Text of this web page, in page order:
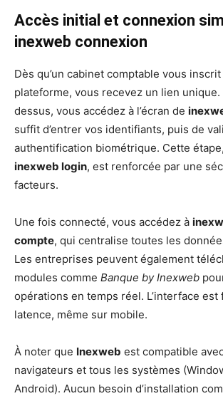
Accès initial et connexion
inexweb connexion
Dès qu’un cabinet comptable vous
plateforme, vous recevez un lien unique.
dessus, vous accédez à l’écran de
suffit d’entrer vos identifiants, puis de
authentification biométrique. Cette
inexweb login, est renforcée par une
facteurs.
Une fois connecté, vous accédez à
compte, qui centralise toutes les
Les entreprises peuvent également
modules comme Banque by Inexweb
opérations en temps réel. L’interface est
latence, même sur mobile.
À noter que Inexweb est compatible
navigateurs et tous les systèmes
Android). Aucun besoin d’installation